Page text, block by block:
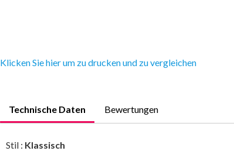
Klicken Sie hier um zu drucken und zu vergleichen
Technische Daten Bewertungen
Stil : Klassisch